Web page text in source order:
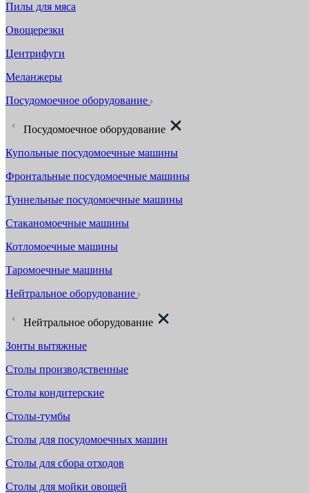
Пилы для мяса
Овощерезки
Центрифуги
Меланжеры
Посудомоечное оборудование
Посудомоечное оборудование
Купольные посудомоечные машины
Фронтальные посудомоечные машины
Туннельные посудомоечные машины
Стаканомоечные машины
Котломоечные машины
Таромоечные машины
Нейтральное оборудование
Нейтральное оборудование
Зонты вытяжные
Столы производственные
Столы кондитерские
Столы-тумбы
Столы для посудомоечных машин
Столы для сбора отходов
Столы для мойки овощей